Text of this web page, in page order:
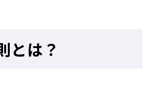
とは？